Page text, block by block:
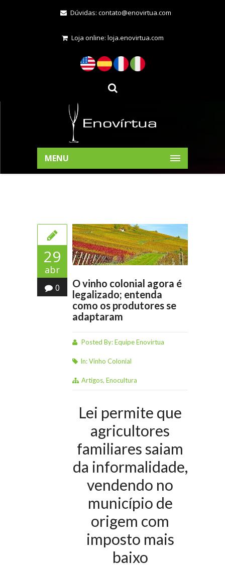
Dúvidas: contato@enovirtua.com
Loja online: loja.enovirtua.com
MENU
29
abr
0
O vinho colonial agora é
legalizado; entenda
como os produtores se
adaptaram
Posted By:Equipe Enovirtua
In:Vinho Colonial
Artigos, Enocultura
Lei permite que
agricultores
familiares saiam
da informalidade,
vendendo no
município de
origem com
imposto mais
baixo